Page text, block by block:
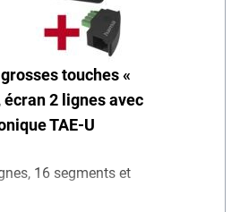
touches «
écran 2 lignes avec
TAE-U
16 segments et